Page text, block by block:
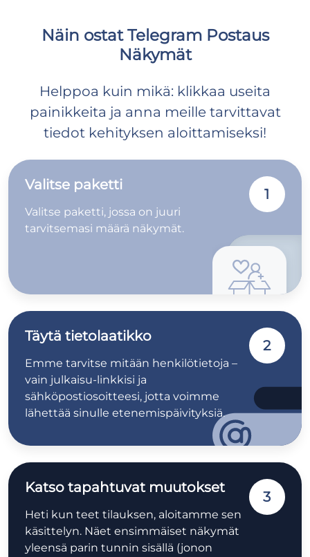
Näin ostat Telegram Postaus
Näkymät
Helppoa kuin mikä: klikkaa useita
painikkeita ja anna meille tarvittavat
tiedot kehityksen aloittamiseksi!
Valitse paketti
Valitse paketti, jossa on juuri
tarvitsemasi määrä näkymät.
1
Täytä tietolaatikko
Emme tarvitse mitään henkilötietoja –
vain julkaisu-linkkisi ja
sähköpostiosoitteesi, jotta voimme
lähettää sinulle etenemispäivityksiä.
2
Katso tapahtuvat muutokset
Heti kun teet tilauksen, aloitamme sen
käsittelyn. Näet ensimmäiset näkymät
yleensä parin tunnin sisällä (jonon
3